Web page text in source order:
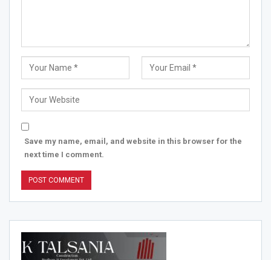
Save my name, email, and website in this browser for the
next time I comment.